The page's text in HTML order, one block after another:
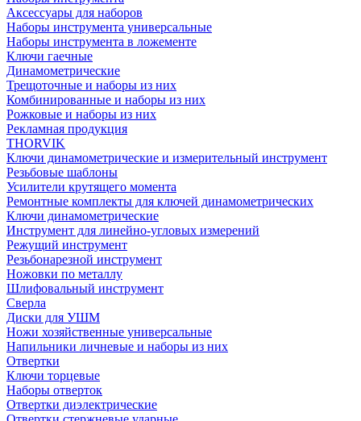
Аксессуары для наборов
Наборы инструмента универсальные
Наборы инструмента в ложементе
Ключи гаечные
Динамометрические
Трещоточные и наборы из них
Комбинированные и наборы из них
Рожковые и наборы из них
Рекламная продукция
THORVIK
Ключи динамометрические и измерительный инструмент
Резьбовые шаблоны
Усилители крутящего момента
Ремонтные комплекты для ключей динамометрических
Ключи динамометрические
Инструмент для линейно-угловых измерений
Режущий инструмент
Резьбонарезной инструмент
Ножовки по металлу
Шлифовальный инструмент
Сверла
Диски для УШМ
Ножи хозяйственные универсальные
Напильники личневые и наборы из них
Отвертки
Ключи торцевые
Наборы отверток
Отвертки диэлектрические